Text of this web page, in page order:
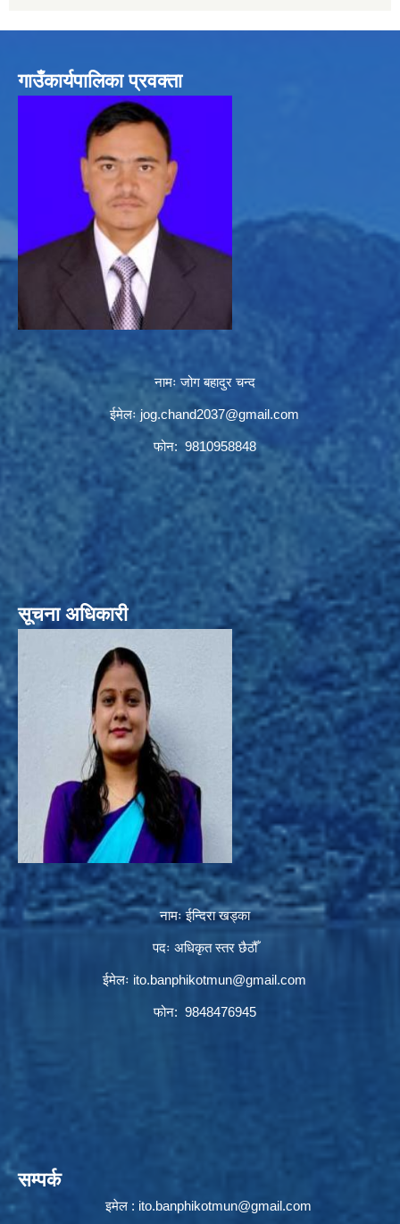
गाउँकार्यपालिका प्रवक्ता
नामः जोग बहादुर चन्द
ईमेलः jog.chand2037@gmail.com
फोन: 9810958848
सूचना अधिकारी
नामः ईन्दिरा खड्का
पदः अधिकृत स्तर छैठौँ
ईमेलः ito.banphikotmun@gmail.com
फोन: 9848476945
सम्पर्क
इमेल : ito.banphikotmun@gmail.com